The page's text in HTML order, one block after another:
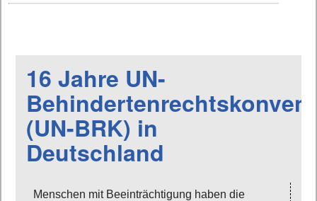
16 Jahre UN-
(UN-BRK) in
Deutschland
Menschen mit Beeinträchtigung haben die